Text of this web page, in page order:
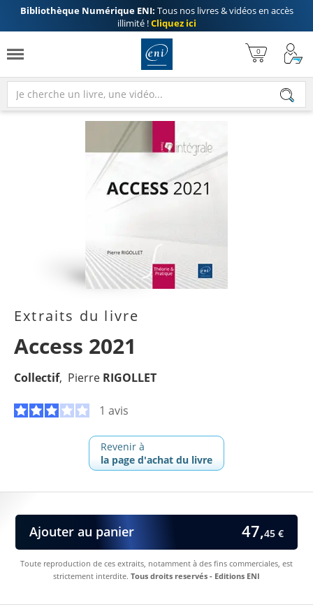
Bibliothèque Numérique ENI: Tous nos livres & vidéos en accès
illimité !Cliquez ici
Extraits du livre
Access 2021
Collectif Pierre RIGOLLET
1 avis
Revenir à
la page d'achat du livre
Ajouter au panier 47,45 €
Toute reproduction de ces extraits, notamment à des fins commerciales, est
strictement interdite. Tous droits reservés - Editions ENI